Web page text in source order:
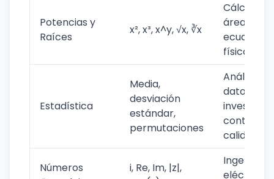
Potencias y
Raíces
x², x³, x^y, √x, ∛x
Cálculos
área/
física
Estadística
Media,
desviación
estándar,
permutaciones
Análisis de
datos,
control de
calidad
Números
i, Re, Im, |z|,
Ingeniería
eléctrica,